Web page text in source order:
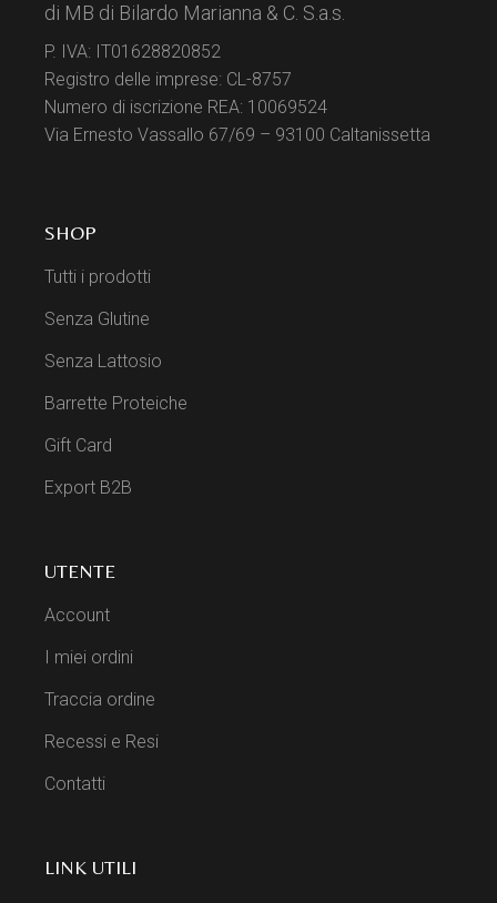
di MB di Bilardo Marianna & C. S.a.s.
P. IVA: IT01628820852
Registro delle imprese: CL-8757
Numero di iscrizione REA: 10069524
Via Ernesto Vassallo 67/69 – 93100 Caltanissetta
SHOP
Tutti i prodotti
Senza Glutine
Senza Lattosio
Barrette Proteiche
Gift Card
Export B2B
UTENTE
Account
I miei ordini
Traccia ordine
Recessi e Resi
Contatti
LINK UTILI